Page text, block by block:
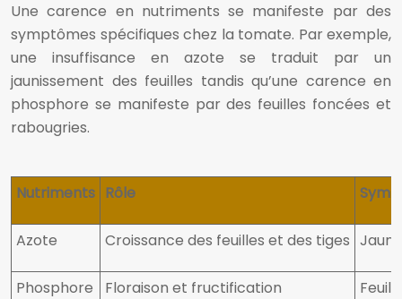
Une carence en nutriments se manifeste par des
symptômes spécifiques chez la tomate. Par exemple,
une insuffisance en azote se traduit par un
jaunissement des feuilles tandis qu’une carence en
phosphore se manifeste par des feuilles foncées et
rabougries.
Nutriments Rôle
Azote Croissance des feuilles et des tiges
Phosphore Floraison et fructification